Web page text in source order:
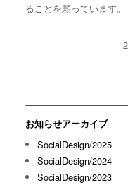
ることを願っています。
お知らせアーカイブ
SocialDesign/2025
SocialDesign/2024
SocialDesign/2023